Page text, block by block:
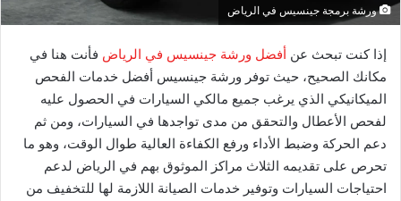
ورشة برمجة جينسيس في الرياض
إذا كنت تبحث عن أفضل ورشة جينسيس في الرياض فأنت هنا في
مكانك الصحيح، حيث توفر ورشة جينسيس أفضل خدمات الفحص
الميكانيكي الذي يرغب جميع مالكي السيارات في الحصول عليه
لفحص الأعطال والتحقق من مدى تواجدها في السيارات، ومن ثم
دعم الحركة وضبط الأداء ورفع الكفاءة العالية طوال الوقت، وهو ما
تحرص على تقديمه الثلاث مراكز الموثوق بهم في الرياض لدعم
احتياجات السيارات وتوفير خدمات الصيانة اللازمة لها للتخفيف من